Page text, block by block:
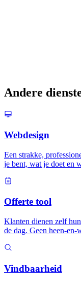
Andere
Webdesign
Een strakke,
je bent, wat je doet en
Offerte tool
Klanten dienen zelf
de dag. Geen heen-en-
Vindbaarheid